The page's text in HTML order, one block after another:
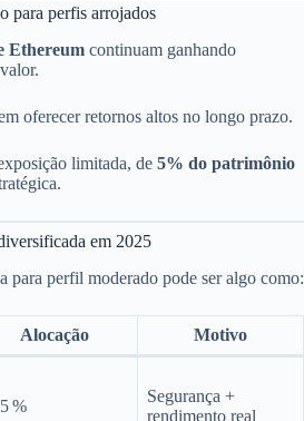
para perfis arrojados
Ethereum continuam ganhando
oferecer retornos altos no longo prazo.
limitada, de 5% do patrimônio
em 2025
para perfil moderado pode ser algo como:
Alocação Motivo
%
Segurança +
rendimento real